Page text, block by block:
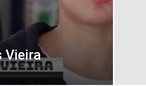
Vieira